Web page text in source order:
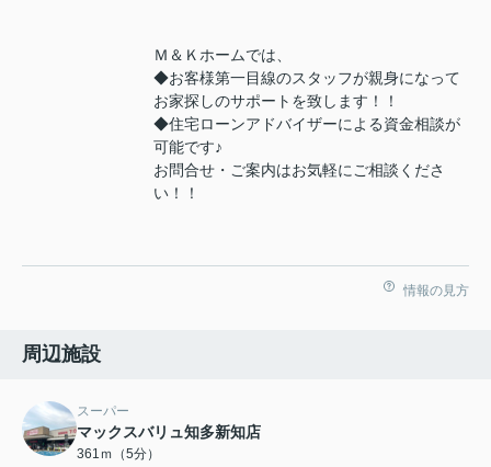
Ｍ＆Ｋホームでは、
◆お客様第一目線のスタッフが親身になって
お家探しのサポートを致します！！
◆住宅ローンアドバイザーによる資金相談が
可能です♪
お問合せ・ご案内はお気軽にご相談くださ
い！！
情報の見方
周辺施設
スーパー
マックスバリュ知多新知店
361ｍ（5分）